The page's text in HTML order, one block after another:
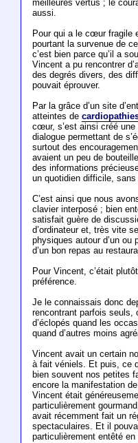
meilleures vertus ; le
aussi.
Pour qui a le cœur fragile
pourtant la survenue de
c’est bien parce qu’il a
Vincent a pu rencontrer
des degrés divers, des
pouvait éprouver.
Par la grâce d’un site
atteintes de
cœur, s’est ainsi créé
dialogue permettant de
surtout des
avaient un peu de
des informations
un quotidien difficile, sans
C’est ainsi que nous
clavier interposé ; bien
satisfait guère de
d’ordinateur et, très vite
physiques autour d’un ou
d’un bon repas au
Pour Vincent, c’était
préférence.
Je le connaissais donc
rencontrant parfois seuls,
d’éclopés quand les
quand d’autres moins
Vincent avait un certain
à fait véniels. Et puis, ce
bien souvent nos petites
encore la manifestation
Vincent était
particulièrement
avait récemment fait un
spectaculaires. Et il
particulièrement entêté